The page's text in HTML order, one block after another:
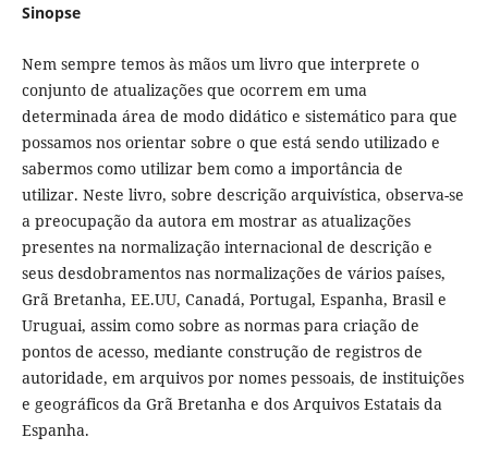
Sinopse
Nem sempre temos às mãos um livro que interprete o
conjunto de atualizações que ocorrem em uma
determinada área de modo didático e sistemático para que
possamos nos orientar sobre o que está sendo utilizado e
sabermos como utilizar bem como a importância de
utilizar. Neste livro, sobre descrição arquivística, observa-se
a preocupação da autora em mostrar as atualizações
presentes na normalização internacional de descrição e
seus desdobramentos nas normalizações de vários países,
Grã Bretanha, EE.UU, Canadá, Portugal, Espanha, Brasil e
Uruguai, assim como sobre as normas para criação de
pontos de acesso, mediante construção de registros de
autoridade, em arquivos por nomes pessoais, de instituições
e geográficos da Grã Bretanha e dos Arquivos Estatais da
Espanha.